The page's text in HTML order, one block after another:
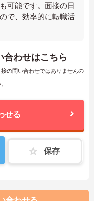
可能です。面接の日
で、効率的に転職活
合わせはこちら
の問い合わせではありませんの
せる
保存